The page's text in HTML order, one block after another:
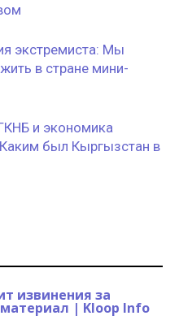
экстремиста: Мы
в стране мини-
и экономика
Каким был Кыргызстан в
извинения за
| Kloop Info